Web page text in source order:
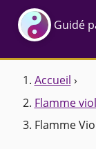
Guidé
Accueil ›
Flamme
Flamme